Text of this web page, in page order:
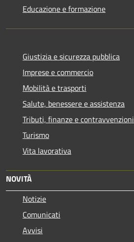
Educazione e formazione
Giustizia e sicurezza pubblica
Imprese e commercio
Mobilità e trasporti
Salute, benessere e assistenza
Tributi, finanze e contravvenzioni
Turismo
Vita lavorativa
NOVITÀ
Notizie
Comunicati
Avvisi